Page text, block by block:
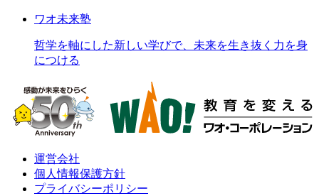
ワオ未来塾
哲学を軸にした新しい学びで、未来を生き抜く力を身
につける
運営会社
個人情報保護方針
プライバシーポリシー